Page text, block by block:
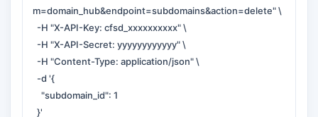
m=domain_hub&endpoint=subdomains&action=delete" \
-H "X-API-Key: cfsd_xxxxxxxxxx" \
-H "X-API-Secret: yyyyyyyyyyyy" \
-H "Content-Type: application/json" \
-d '{
"subdomain_id": 1
}'